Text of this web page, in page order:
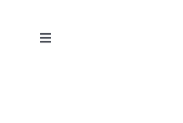
Toggle